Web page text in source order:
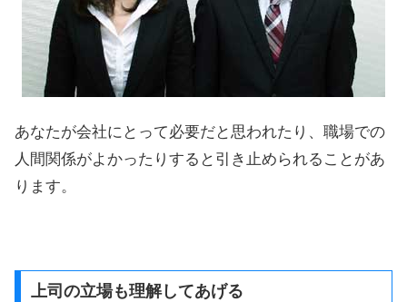
あなたが会社にとって必要だと思われたり、職場での
人間関係がよかったりすると引き止められることがあ
ります。
上司の立場も理解してあげる